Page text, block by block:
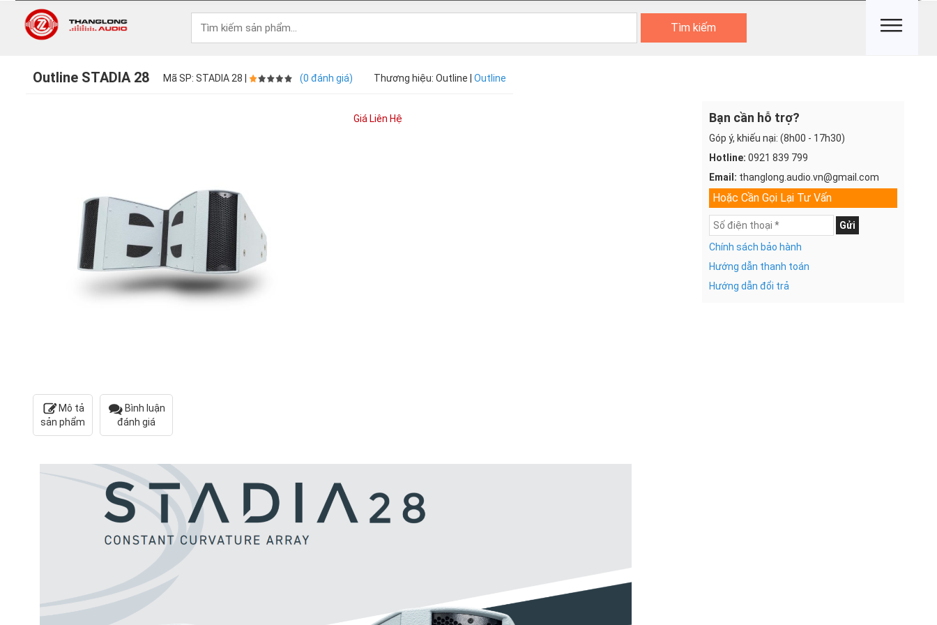
Tìm kiếm
Outline STADIA 28 Mã SP: STADIA 28 | (0 đánh giá) Thương hiệu: Outline | Outline
Mô tả
sản phẩm
Bình luận
đánh giá
Giá Liên Hệ Bạn cần hỗ trợ?
Góp ý, khiếu nại: (8h00 - 17h30)
Hotline: 0921 839 799
Email: thanglong.audio.vn@gmail.com
Hoặc Cần Gọi Lại Tư Vấn
Gửi
Chính sách bảo hành
Hướng dẫn thanh toán
Hướng dẫn đổi trả